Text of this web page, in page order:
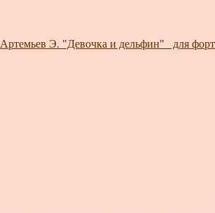
Артемьев Э. "Девочка и дельфин"_ для